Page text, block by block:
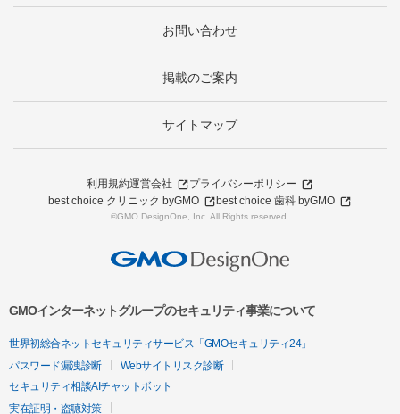
お問い合わせ
掲載のご案内
サイトマップ
利用規約運営会社
プライバシーポリシー
best choice クリニック byGMO
best choice 歯科 byGMO
©GMO DesignOne, Inc. All Rights reserved.
GMOインターネットグループのセキュリティ事業について
世界初総合ネットセキュリティサービス「GMOセキュリティ24」
パスワード漏洩診断
Webサイトリスク診断
セキュリティ相談AIチャットボット
実在証明・盗聴対策